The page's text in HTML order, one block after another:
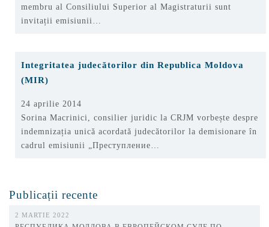
membru al Consiliului Superior al Magistraturii sunt
invitații emisiunii…
Integritatea judecătorilor din Republica Moldova
(MIR)
24 aprilie 2014
Sorina Macrinici, consilier juridic la CRJM vorbește despre
indemnizația unică acordată judecătorilor la demisionare în
cadrul emisiunii „Преступление…
Publicații recente
2 MARTIE 2022